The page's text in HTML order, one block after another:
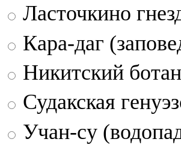
Ласточкино
Кара-даг
Никитский
Судакская
Учан-су